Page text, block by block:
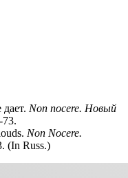
Non nocere. Новый
Non Nocere.
(In Russ.)